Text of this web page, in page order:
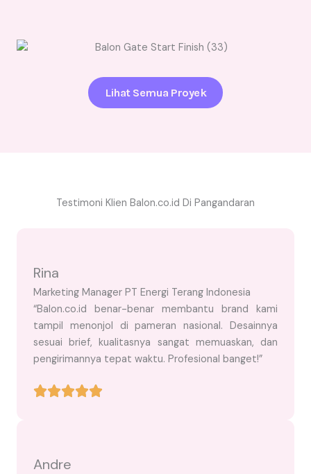
Lihat Semua Proyek
Testimoni Klien Balon.co.id Di Pangandaran
Rina
Marketing Manager PT Energi Terang Indonesia
“Balon.co.id benar-benar membantu brand kami
tampil menonjol di pameran nasional. Desainnya
sesuai brief, kualitasnya sangat memuaskan, dan
pengirimannya tepat waktu. Profesional banget!”
Andre